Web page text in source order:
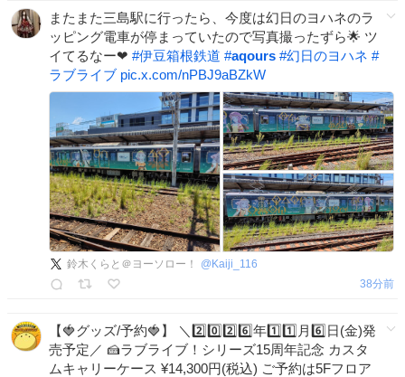
またまた三島駅に行ったら、今度は幻日のヨハネのラ
ッピング電車が停まっていたので写真撮ったずら🌟 ツ
イてるなー❤ #伊豆箱根鉄道 #aqours #幻日のヨハネ #
ラブライブ pic.x.com/nPBJ9aBZkW
鈴木くらと＠ヨーソロー！ @ Kaiji_116
39分前
【🍓グッズ/予約🍓】 ＼2️⃣0️⃣2️⃣6️⃣年1️⃣1️⃣月6️⃣日(金)発
売予定／ 🍰ラブライブ！シリーズ15周年記念 カスタ
ムキャリーケース ¥14,300円(税込) ご予約は5Fフロア